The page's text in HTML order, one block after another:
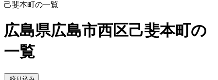
己斐本町の一覧
広島県広島市西区己斐本町の
一覧